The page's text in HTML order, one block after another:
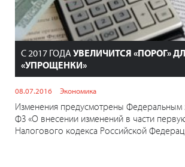
С 2017 ГОДАУВЕЛИЧИТСЯ «ПОРОГ»
«УПРОЩЕНКИ»
08.07.2016 Экономика
Изменения предусмотрены
ФЗ «О внесении изменений в части
Налогового кодекса Российской